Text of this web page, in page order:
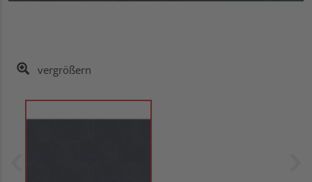
vergrößern